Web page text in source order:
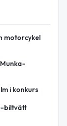
motorcykel
i konkurs
biltvätt